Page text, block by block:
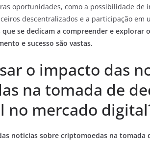
oportunidades, como a possibilidade de
descentralizados e a participação em
que se dedicam a compreender e explorar
e sucesso são vastas.
o impacto das
na tomada de
no mercado
notícias sobre criptomoedas na tomada